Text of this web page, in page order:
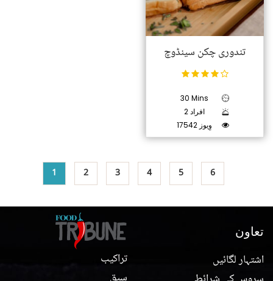
تندوری چکن سینڈوچ
30 Mins
2 افراد
17542 وِیوز
1 2 3 4 5 6
تراکیب
تعاون
اشتہار لگائیں